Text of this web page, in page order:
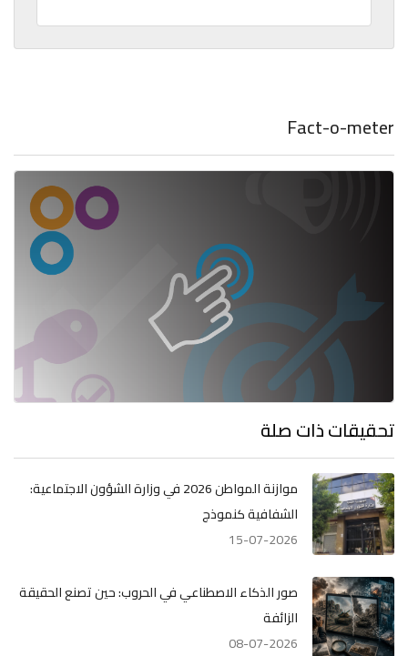
Fact-o-meter
تحقيقات ذات صلة
موازنة المواطن 2026 في وزارة الشؤون الاجتماعية:
الشفافية كنموذج
15-07-2026
صور الذكاء الاصطناعي في الحروب: حين تصنع الحقيقة
الزائفة
08-07-2026